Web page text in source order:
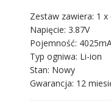
Zestaw zawiera: 1
Napięcie: 3.87V
Pojemność:
Typ ogniwa: Li-ion
Stan: Nowy
Gwarancja: 12